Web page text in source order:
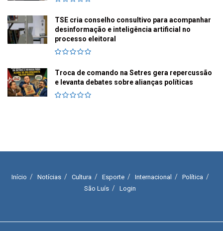
TSE cria conselho consultivo para acompanhar
desinformação e inteligência artificial no
processo eleitoral
Troca de comando na Setres gera repercussão
e levanta debates sobre alianças políticas
Início Notícias Cultura Esporte Internacional
Política
São Luís
Login